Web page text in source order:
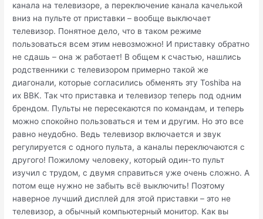
канала на телевизоре, а переключение канала качелькой
вниз на пульте от приставки – вообще выключает
телевизор. Понятное дело, что в таком режиме
пользоваться всем этим невозможно! И приставку обратно
не сдашь – она ж работает! В общем к счастью, нашлись
родственники с телевизором примерно такой же
диагонали, которые согласились обменять эту Toshiba на
их BBK. Так что приставка и телевизор теперь под одним
брендом. Пульты не пересекаются по командам, и теперь
можно спокойно пользоваться и тем и другим. Но это все
равно неудобно. Ведь телевизор включается и звук
регулируется с одного пульта, а каналы переключаются с
другого! Пожилому человеку, который один-то пульт
изучил с трудом, с двумя справиться уже очень сложно. А
потом еще нужно не забыть всё выключить! Поэтому
наверное лучший дисплей для этой приставки – это не
телевизор, а обычный компьютерный монитор. Как вы